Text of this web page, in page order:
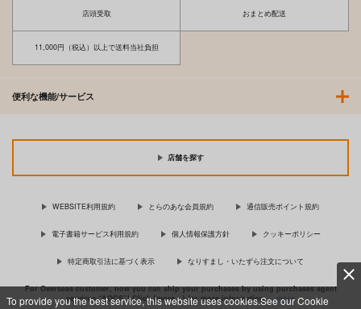
To provide you the best service, this website uses cookies.See our Cookie
店頭受取 おまとめ配送
11,000円（税込）以上で送料当社負担
便利な機能/サービス
店舗を探す
WEBSITE利用規約 とらのあな会員規約 通信販売ポイント規約
電子書籍サービス利用規約 個人情報保護方針 クッキーポリシー
特定商取引法に基づく表示 なりすまし・いたずら注文について
For Overseas customer, now you can ship your purchases by using purchases agent
services “AOCS”! Click {more…} for more information …more